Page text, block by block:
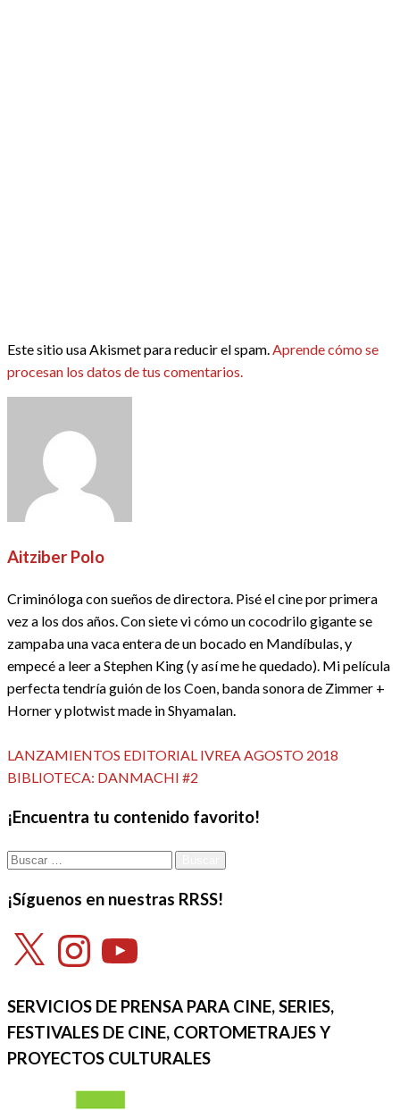
Este sitio usa Akismet para reducir el spam.Aprende cómo se
procesan los datos de tus comentarios.
Aitziber Polo
Criminóloga con sueños de directora. Pisé el cine por primera
vez a los dos años. Con siete vi cómo un cocodrilo gigante se
zampaba una vaca entera de un bocado en Mandíbulas, y
empecé a leer a Stephen King (y así me he quedado). Mi película
perfecta tendría guión de los Coen, banda sonora de Zimmer +
Horner y plotwist made in Shyamalan.
Navegación
entradas
Entrada
anterior
LANZAMIENTOS EDITORIAL IVREA AGOSTO 2018
Entrada
BIBLIOTECA: DANMACHI #2
¡Encuentra tu contenido favorito!
Buscar:
¡Síguenos en nuestras RRSS!
X InstagramYouTube
SERVICIOS DE PRENSA PARA CINE, SERIES,
FESTIVALES DE CINE, CORTOMETRAJES Y
PROYECTOS CULTURALES